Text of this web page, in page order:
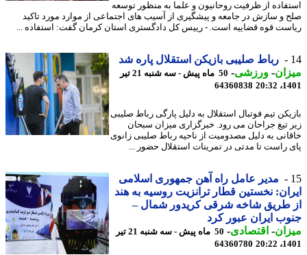
از ظرفیت روحانیون و علما به منظور توسعه
و سازش در جامعه و پیشگیری از آسیب های اجتماعی از موارد مورد تاکید
قوه قضاییه است. - رییس کل دادگستری استان کرمان گفت: استفاده ...
رباط صلیبی بازیکن استقلال پاره شد
- ورزشی-
50 ماه پیش - سه شنبه 21 تیر
64360838
تیم فوتبال استقلال به دلیل پارگی رباط صلیبی
تیغ جراحان می رود. خبرگزاری میزان سبحان
به دلیل مصدومیت از ناحیه رباط صلیبی زانوی
راست تا مدتی در تمرینات استقلال حضور ...
مدیر عامل راه آهن جمهوری اسلامی
نخستین قطار ترانزیت روسیه به هند
طریق شاخه شرقی کریدور شمال –
ایران عبور کرد
- اقتصادی-
50 ماه پیش - سه شنبه 21 تیر
64360780